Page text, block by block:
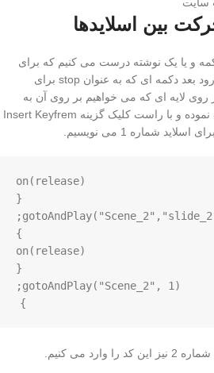
و یا یک نوشته درست می کنیم که برای
حرکت بین اسلایدها به کار می رود بعد دکمه ای که به عنوان stop برای
روی لایه ای که می خواهیم بر روی آن به
اسلاید شماره بعدی برویم کلیک نموده و با راست کلیک گزینه Insert Keyfrem
شماره 1 می نویسیم.
}
را وارد می کنیم.